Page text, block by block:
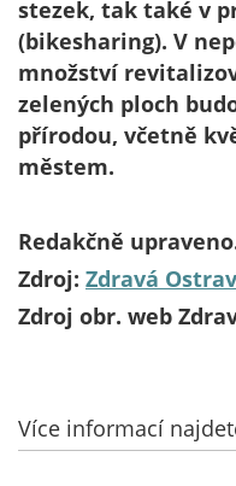
stezek, tak také v
(bikesharing). V
množství
zelených ploch
přírodou, včetně
městem.
Redakčně
Zdroj: Zdravá
Zdroj obr. web
Více informací